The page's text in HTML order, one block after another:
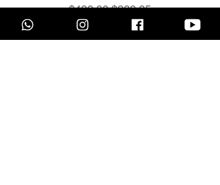
Precio
$439.00Precio de oferta
$329.25
COMPRAR